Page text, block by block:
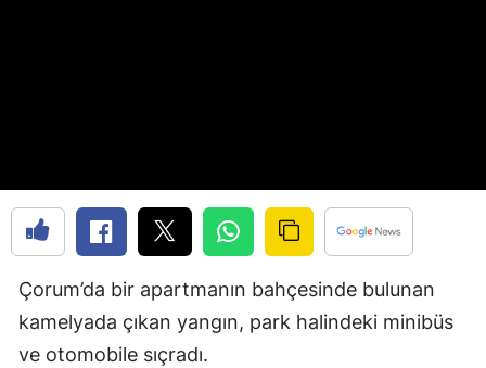
Edirne
Elazığ
Erzincan
Erzurum
Çorum’da bir apartmanın bahçesinde bulunan
kamelyada çıkan yangın, park halindeki minibüs
ve otomobile sıçradı.